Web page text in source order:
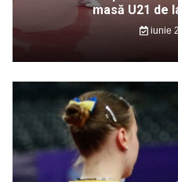
masă U21 de
iunie